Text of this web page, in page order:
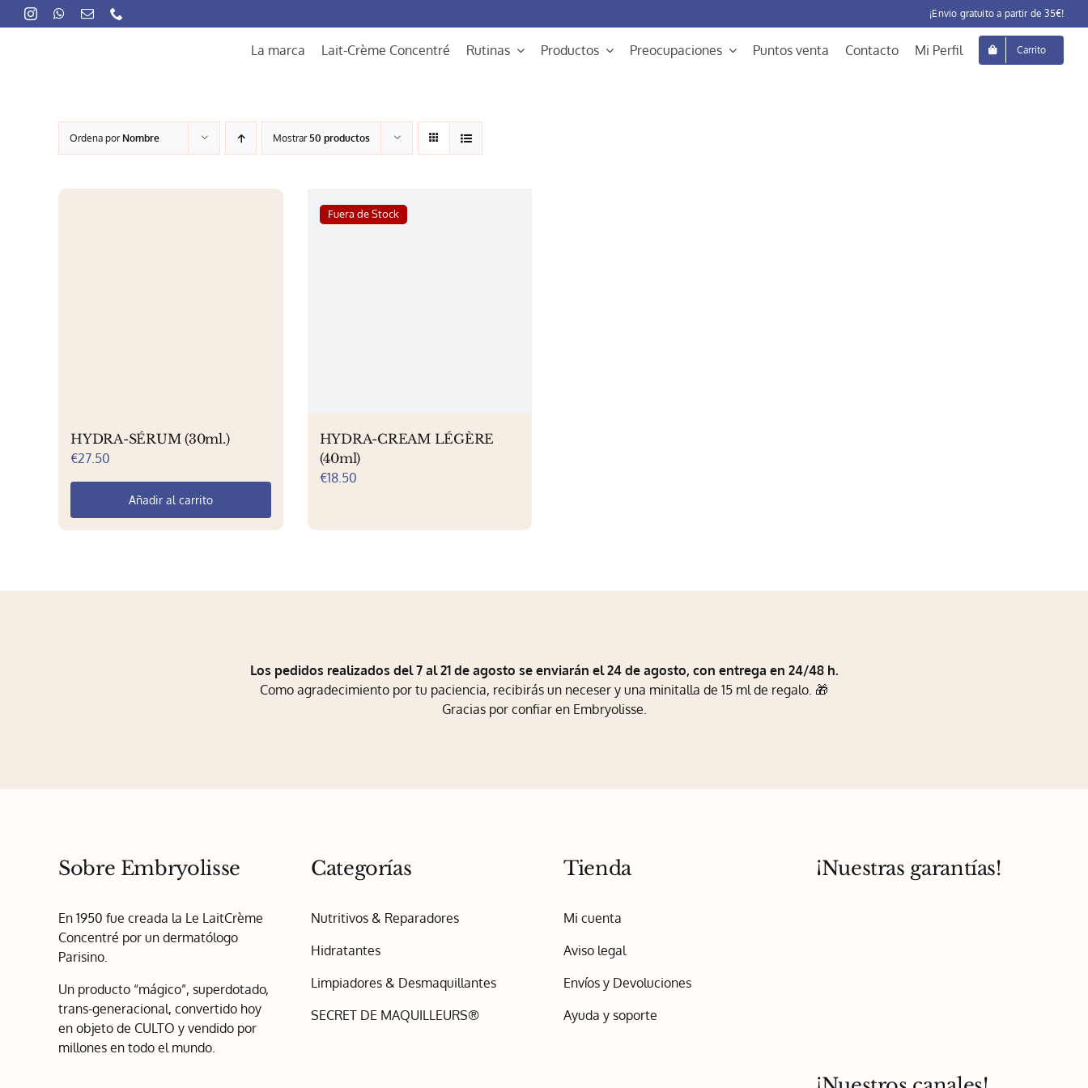
to
¡Envio gratuito a partir de 35€!
La marca Lait-Crème Concentré Rutinas Productos Preocupaciones Puntos venta Contacto Mi Perfil Carrito
Ordena por Nombre Mostrar 50 productos
HYDRA-SÉRUM (30ml.)
€27.50
Añadir al carrito
Fuera de Stock
HYDRA-CREAM LÉGÈRE
(40ml)
€18.50
Los pedidos realizados del 7 al 21 de agosto se enviarán el 24 de agosto, con entrega en 24/48 h.
Como agradecimiento por tu paciencia, recibirás un neceser y una minitalla de 15 ml de regalo. 🎁
Gracias por confiar en Embryolisse.
Sobre Embryolisse
En 1950 fue creada la Le LaitCrème
Concentré por un dermatólogo
Parisino.
Un producto “mágico”, superdotado,
trans-generacional, convertido hoy
en objeto de CULTO y vendido por
millones en todo el mundo.
Categorías
Nutritivos & Reparadores
Hidratantes
Limpiadores & Desmaquillantes
SECRET DE MAQUILLEURS®
Tienda
Mi cuenta
Aviso legal
Envíos y Devoluciones
Ayuda y soporte
¡Nuestras garantías!